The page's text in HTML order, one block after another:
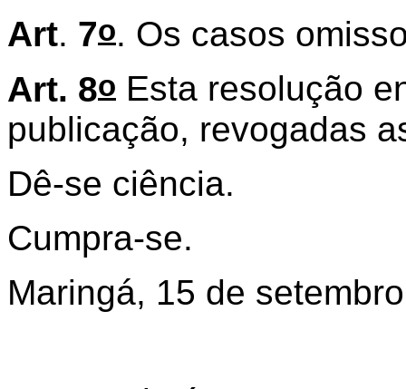
Art. 7o. Os casos
Art. 8o Esta resolução
publicação, revogadas
Dê-se ciência.
Cumpra-se.
Maringá, 15 de